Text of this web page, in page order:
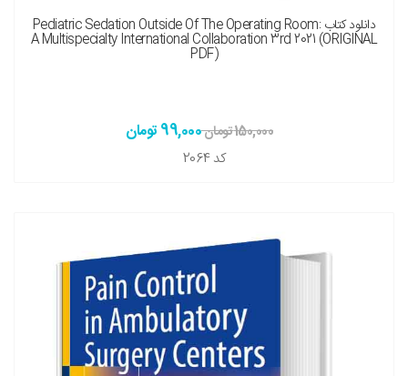
دانلود کتاب Pediatric Sedation Outside Of The Operating Room:
A Multispecialty International Collaboration 3rd 2021 (ORIGINAL
PDF)
150,000 تومان 99,000 تومان
کد2064